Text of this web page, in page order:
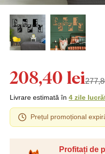
Profitați de
208,40 lei
Livrare estimată în 4 zile
Prețul promoțional